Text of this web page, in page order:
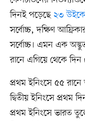
দিনই পড়েছে ২৩
সর্বোচ্চ, দক্ষিণ
সর্বোচ্চ। এমন এক
রানে এগিয়ে থেকে
প্রথম ইনিংসে ৫৫
দ্বিতীয় ইনিংসে প্রথম
প্রথম ইনিংসে ভারত